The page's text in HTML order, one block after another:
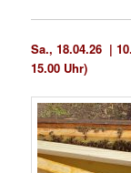
Sa., 18.04.26 |
15.00 Uhr)